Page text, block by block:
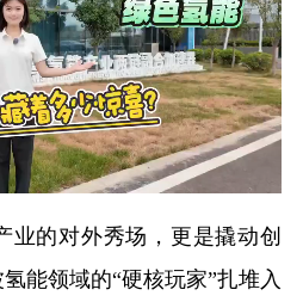
贵州 云南 西藏
甘肃 青海 宁夏
蒙古 黑龙江
的对外秀场，更是撬动创
能领域的“硬核玩家”扎堆入